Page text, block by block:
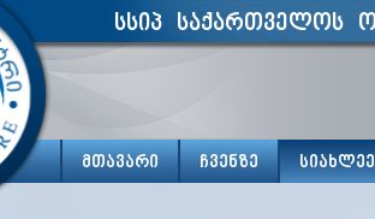
სსიპ საქართველოს
მთავარი ჩვენზე